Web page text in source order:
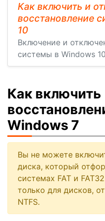
Как включить и
восстановление
10
Включение и
системы в Windows
Как включить
Windows 7
Вы не можете
диска, который
системах FAT и
только для дисков,
NTFS.